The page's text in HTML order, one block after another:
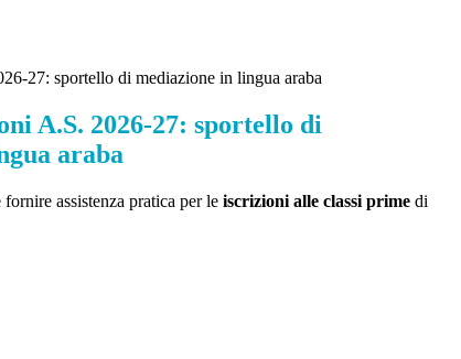
27: sportello di mediazione in lingua araba
A.S. 2026-27: sportello di
araba
assistenza pratica per le iscrizioni alle classi prime di